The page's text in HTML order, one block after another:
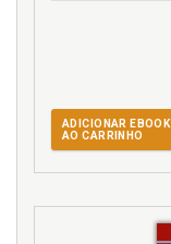
ADICIONAR EBOOK
AO CARRINHO